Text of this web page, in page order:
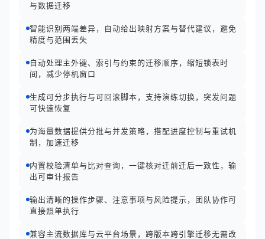
与数据迁移
智能识别两端差异，自动给出映射方案与替代建议，避免
精度与范围丢失
自动处理主外键、索引与约束的迁移顺序，缩短锁表时
间，减少停机窗口
生成可分步执行与可回滚脚本，支持演练切换，突发问题
可快速恢复
为海量数据提供分批与并发策略，搭配进度控制与重试机
制，加速迁移
内置校验清单与比对查询，一键核对迁前迁后一致性，输
出可审计报告
输出清晰的操作步骤、注意事项与风险提示，团队协作可
直接照单执行
兼容主流数据库与云平台场景，跨版本跨引擎迁移无需改